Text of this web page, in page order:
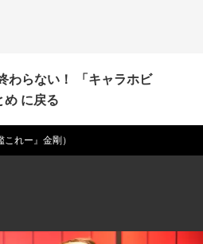
わらない！ 「キャラホビ
に戻る
れー』金剛）